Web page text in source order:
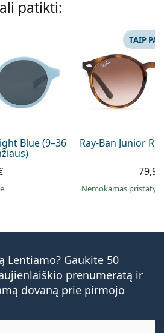
patikti:
Blue (9–36 Ray-Ban Junior
TAIP
Nemokamas
Lentiamo? Gaukite 50
prenumeratą ir
dovaną prie pirmojo